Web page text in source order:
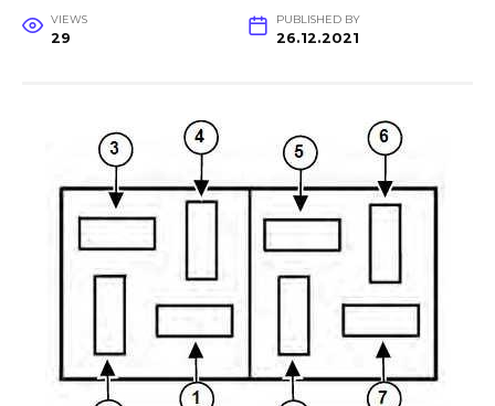
VIEWS
29
PUBLISHED BY
26.12.2021